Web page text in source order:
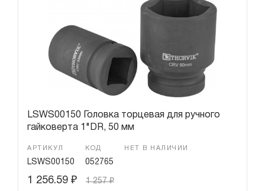
LSWS00150 Головка торцевая для ручного
гайковерта 1"DR, 50 мм
АРТИКУЛ
LSWS00150
КОД
052765
НЕТ В НАЛИЧИИ
1 256.59 ₽ 1 257₽